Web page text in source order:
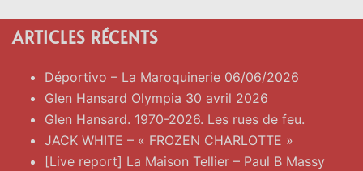
ARTICLES RÉCENTS
Déportivo – La Maroquinerie 06/06/2026
Glen Hansard Olympia 30 avril 2026
Glen Hansard. 1970-2026. Les rues de feu.
JACK WHITE – « FROZEN CHARLOTTE »
[Live report] La Maison Tellier – Paul B Massy